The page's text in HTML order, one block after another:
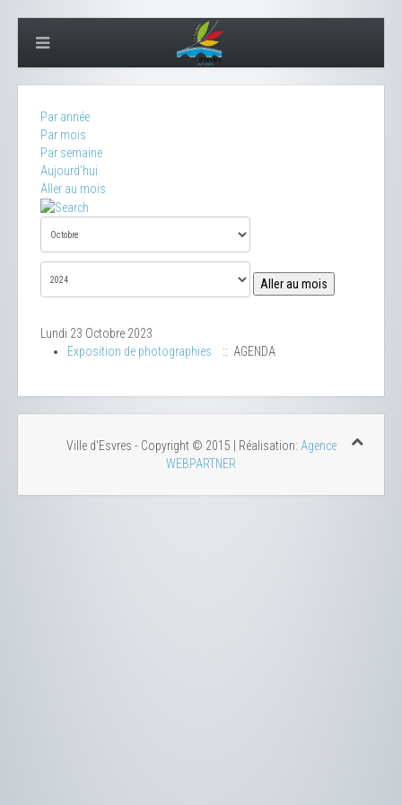
Par année
Par mois
Par semaine
Aujourd'hui
Aller au mois
Aller au mois
Lundi 23 Octobre 2023
Exposition de photographies
:: AGENDA
Ville d'Esvres - Copyright © 2015 | Réalisation: Agence
WEBPARTNER